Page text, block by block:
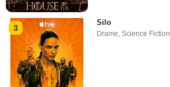
3
Silo
Drame ,Science Fiction